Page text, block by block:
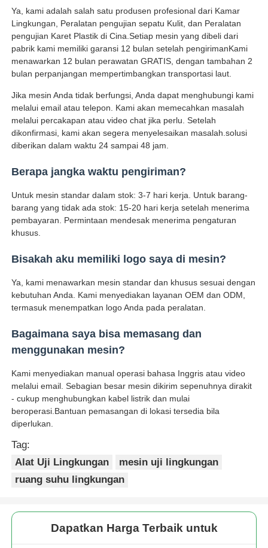
Ya, kami adalah salah satu produsen profesional dari Kamar
Lingkungan, Peralatan pengujian sepatu Kulit, dan Peralatan
pengujian Karet Plastik di Cina.Setiap mesin yang dibeli dari
pabrik kami memiliki garansi 12 bulan setelah pengirimanKami
menawarkan 12 bulan perawatan GRATIS, dengan tambahan 2
bulan perpanjangan mempertimbangkan transportasi laut.
Jika mesin Anda tidak berfungsi, Anda dapat menghubungi kami
melalui email atau telepon. Kami akan memecahkan masalah
melalui percakapan atau video chat jika perlu. Setelah
dikonfirmasi, kami akan segera menyelesaikan masalah.solusi
diberikan dalam waktu 24 sampai 48 jam.
Berapa jangka waktu pengiriman?
Untuk mesin standar dalam stok: 3-7 hari kerja. Untuk barang-
barang yang tidak ada stok: 15-20 hari kerja setelah menerima
pembayaran. Permintaan mendesak menerima pengaturan
khusus.
Bisakah aku memiliki logo saya di mesin?
Ya, kami menawarkan mesin standar dan khusus sesuai dengan
kebutuhan Anda. Kami menyediakan layanan OEM dan ODM,
termasuk menempatkan logo Anda pada peralatan.
Bagaimana saya bisa memasang dan
menggunakan mesin?
Kami menyediakan manual operasi bahasa Inggris atau video
melalui email. Sebagian besar mesin dikirim sepenuhnya dirakit
- cukup menghubungkan kabel listrik dan mulai
beroperasi.Bantuan pemasangan di lokasi tersedia bila
diperlukan.
Tag:
Alat Uji Lingkungan
mesin uji lingkungan
ruang suhu lingkungan
Dapatkan Harga Terbaik untuk